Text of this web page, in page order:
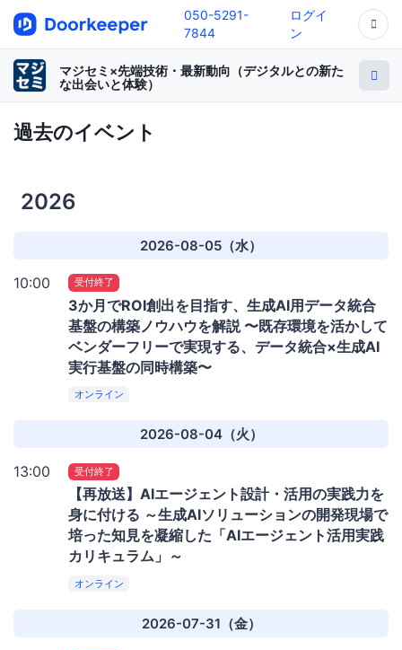
050-5291-
7844
ログイ
ン
マジセミ×先端技術・最新動向（デジタルとの新た
な出会いと体験）
過去のイベント
2026
2026-08-05（水）
10:00 受付終了
3か月でROI創出を目指す、生成AI用データ統合
基盤の構築ノウハウを解説 〜既存環境を活かして
ベンダーフリーで実現する、データ統合×生成AI
実行基盤の同時構築〜
オンライン
2026-08-04（火）
13:00 受付終了
【再放送】AIエージェント設計・活用の実践力を
身に付ける ～生成AIソリューションの開発現場で
培った知見を凝縮した「AIエージェント活用実践
カリキュラム」～
オンライン
2026-07-31（金）